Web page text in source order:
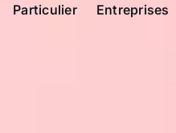
Particulier Entreprises